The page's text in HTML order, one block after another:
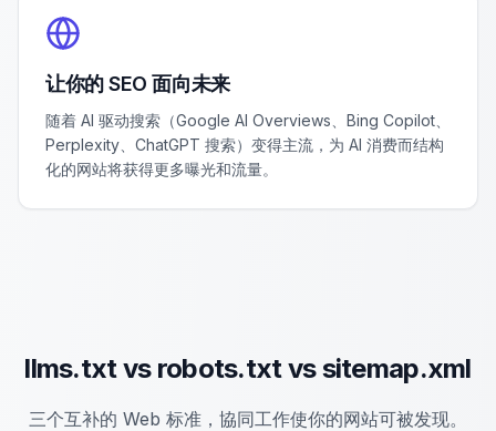
让你的 SEO 面向未来
随着 AI 驱动搜索（Google AI Overviews、Bing Copilot、
Perplexity、ChatGPT 搜索）变得主流，为 AI 消费而结构
化的网站将获得更多曝光和流量。
llms.txt vs robots.txt vs sitemap.xml
三个互补的 Web 标准，協同工作使你的网站可被发现。